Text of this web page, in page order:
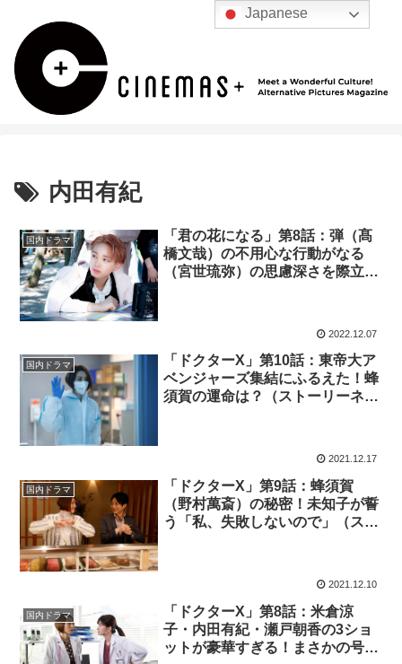
内田有紀
国内ドラマ
「君の花になる」第8話：弾（髙
橋文哉）の不用心な行動がなる
（宮世琉弥）の思慮深さを際立て
2022.12.07
国内ドラマ
「ドクターX」第10話：東帝大ア
ベンジャーズ集結にふるえた！蜂
須賀の運命は？（ストーリーネタ
2021.12.17
国内ドラマ
「ドクターX」第9話：蜂須賀
（野村萬斎）の秘密！未知子が誓
う「私、失敗しないので」（スト
2021.12.10
国内ドラマ
「ドクターX」第8話：米倉涼
子・内田有紀・瀬戸朝香の3ショ
ットが豪華すぎる！まさかの号泣
Japanese